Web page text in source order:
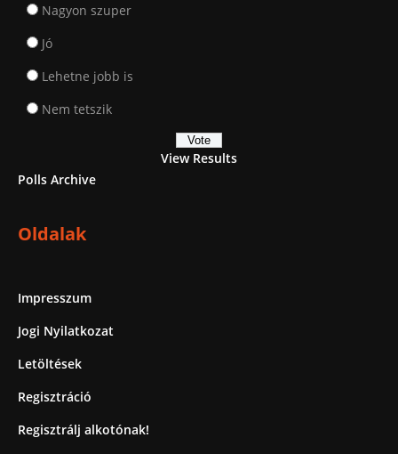
Nagyon szuper
Jó
Lehetne jobb is
Nem tetszik
View Results
Polls Archive
Oldalak
Impresszum
Jogi Nyilatkozat
Letöltések
Regisztráció
Regisztrálj alkotónak!